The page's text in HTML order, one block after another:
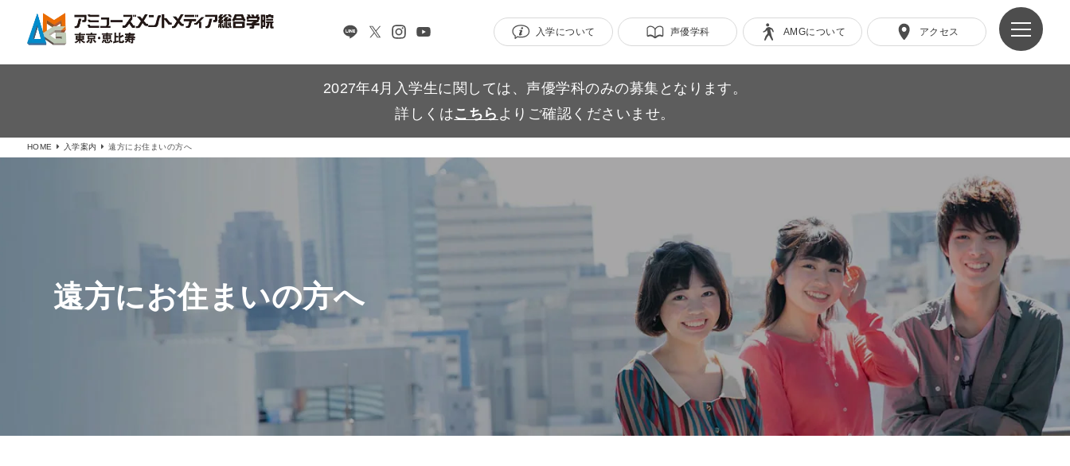
入学について 声優学科 AMGについて アクセス
2027年4月入学生に関しては、声優学科のみの募集となります。
詳しくはこちら よりご確認くださいませ。
HOME 入学案内 遠方にお住まいの方へ
遠方にお住まいの方へ